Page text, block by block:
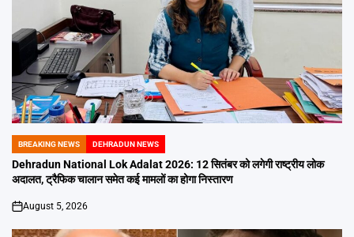
POSTED
IN
BREAKING NEWS DEHRADUN NEWS
Dehradun National Lok Adalat 2026: 12 सितंबर को लगेगी राष्ट्रीय लोक
अदालत, ट्रैफिक चालान समेत कई मामलों का होगा निस्तारण
on
August 5, 2026